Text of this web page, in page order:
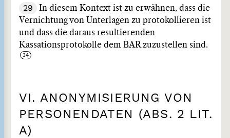
29
In diesem Kontext ist zu erwähnen, dass die
Vernichtung von Unterlagen zu protokollieren ist
und dass die daraus resultierenden
Kassationsprotokolle dem BAR zuzustellen sind.
VI. ANONYMISIERUNG VON
PERSONENDATEN (ABS. 2 LIT.
A)